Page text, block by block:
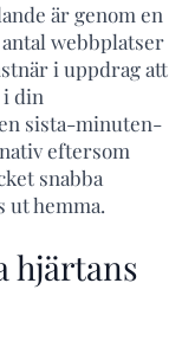
är genom en
webbplatser
i uppdrag att
i din
sista-minuten-
eftersom
snabba
ut hemma.
hjärtans